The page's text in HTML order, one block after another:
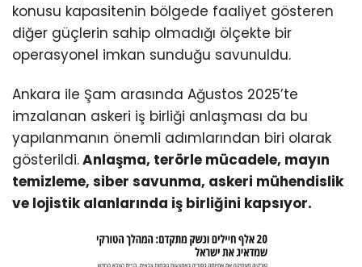
konusu kapasitenin bölgede faaliyet gösteren
diğer güçlerin sahip olmadığı ölçekte bir
operasyonel imkan sunduğu savunuldu.
Ankara ile Şam arasında Ağustos 2025’te
imzalanan askeri iş birliği anlaşması da bu
yapılanmanın önemli adımlarından biri olarak
gösterildi.Anlaşma, terörle mücadele, mayın
temizleme, siber savunma, askeri mühendislik
ve lojistik alanlarında iş birliğini kapsıyor.